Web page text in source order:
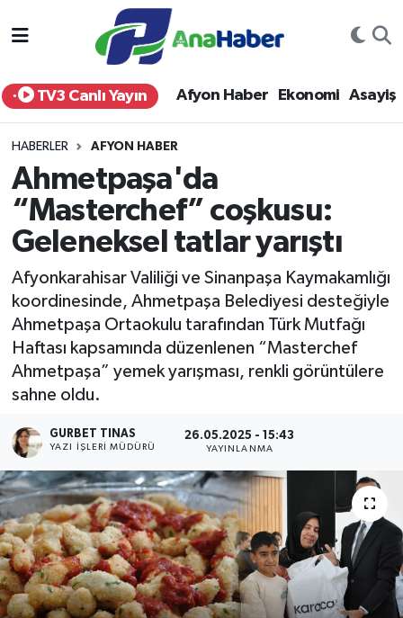
TV3 Canlı Yayın Afyon Haber Ekonomi Asayiş
HABERLER AFYON HABER
Ahmetpaşa'da
“Masterchef” coşkusu:
Geleneksel tatlar yarıştı
Afyonkarahisar Valiliği ve Sinanpaşa Kaymakamlığı
koordinesinde, Ahmetpaşa Belediyesi desteğiyle
Ahmetpaşa Ortaokulu tarafından Türk Mutfağı
Haftası kapsamında düzenlenen “Masterchef
Ahmetpaşa” yemek yarışması, renkli görüntülere
sahne oldu.
GURBET TINAS
YAZI İŞLERI MÜDÜRÜ
26.05.2025 - 15:43
YAYINLANMA
Yurt Haber
Afyon Haber
Siyaset
Spor
Eğitim
Sağlık
Teknoloji
Kültür - Sanat
Yaşam
Afyonkarahisar Nöbetçi Eczaneler
Afyonkarahisar Hava Durumu
Afyonkarahisar Trafik Yoğunluk Haritası
Süper Lig Puan Durumu ve Fikstür
Tüm Manşetler
Son Dakika Haberleri
Haber Arşivi